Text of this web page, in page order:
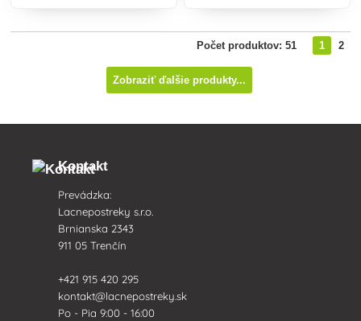
vody a po obalení koreňov
ruže.
Počet produktov: 51 1 2
Zobraziť ďalšie produkty...
Kontakt
Prevádzka:
Lacnepostreky s.r.o.
Brnianska 2343
911 05 Trenčín
+421 915 420 295
kontakt@lacnepostreky.sk
Po - Pia 9:00 - 16:00